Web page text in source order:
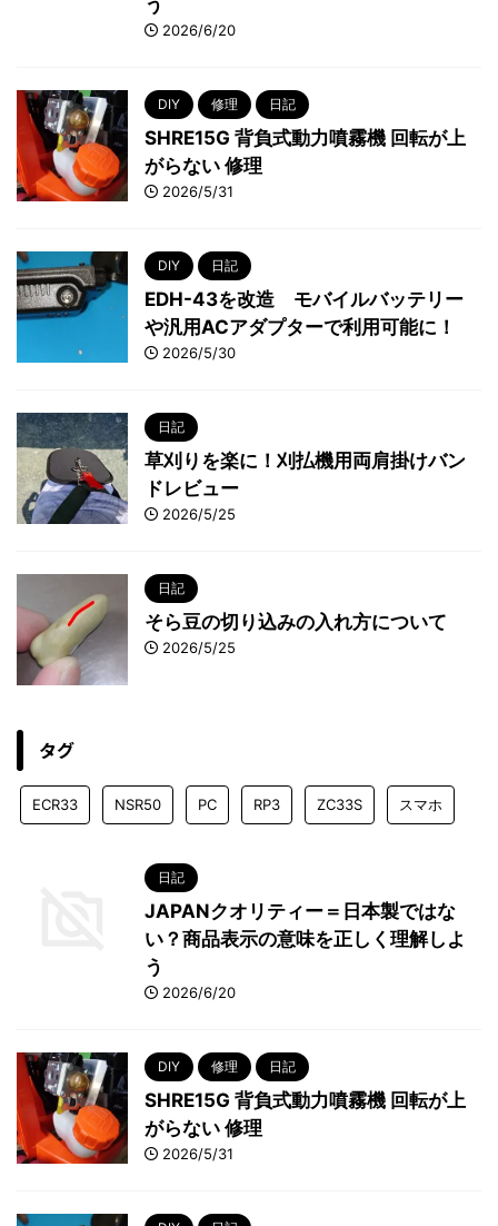
う
2026/6/20
DIY 修理 日記
SHRE15G 背負式動力噴霧機 回転が上
がらない 修理
2026/5/31
DIY 日記
EDH-43を改造 モバイルバッテリー
や汎用ACアダプターで利用可能に！
2026/5/30
日記
草刈りを楽に！刈払機用両肩掛けバン
ドレビュー
2026/5/25
日記
そら豆の切り込みの入れ方について
2026/5/25
タグ
ECR33 NSR50 PC RP3 ZC33S スマホ
日記
JAPANクオリティー＝日本製ではな
い？商品表示の意味を正しく理解しよ
う
2026/6/20
DIY 修理 日記
SHRE15G 背負式動力噴霧機 回転が上
がらない 修理
2026/5/31